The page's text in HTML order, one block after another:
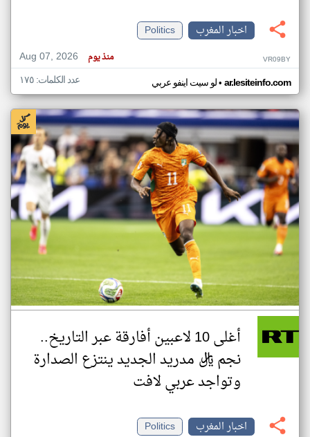
اخبار المغرب
Politics
Aug 07, 2026
منذ يوم VR09BY
لو سيت اينفو عربي• ar.lesiteinfo.com عدد الكلمات: ١٧٥
أغلى 10 لاعبين أفارقة عبر التاريخ..
نجم ريال مدريد الجديد ينتزع الصدارة
وتواجد عربي لافت
اخبار المغرب
Politics